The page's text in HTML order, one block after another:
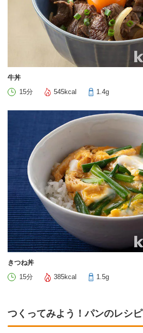
牛丼
15分
545kcal 1.4g
きつね丼
15分
385kcal 1.5g
つくってみよう！パンのレシピ